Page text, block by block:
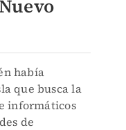
había
que busca la
informáticos
de